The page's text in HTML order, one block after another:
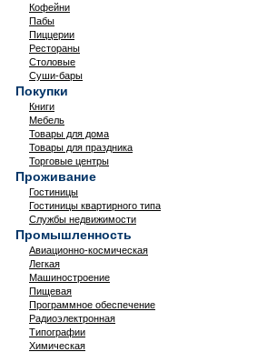
Кофейни
Пабы
Пиццерии
Рестораны
Столовые
Суши-бары
Покупки
Книги
Мебель
Товары для дома
Товары для праздника
Торговые центры
Проживание
Гостиницы
Гостиницы квартирного типа
Службы недвижимости
Промышленность
Авиационно-космическая
Легкая
Машиностроение
Пищевая
Программное обеспечение
Радиоэлектронная
Типографии
Химическая